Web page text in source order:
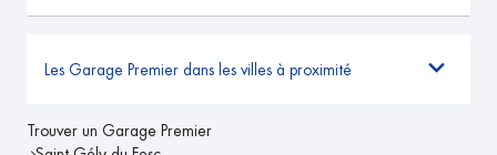
Les Garage Premier dans les villes à proximité
Trouver un Garage Premier